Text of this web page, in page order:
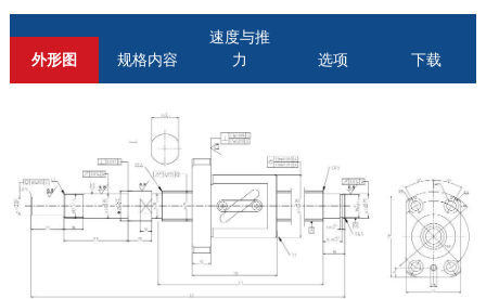
外形图 规格内容
速度与推
力
选项 下载